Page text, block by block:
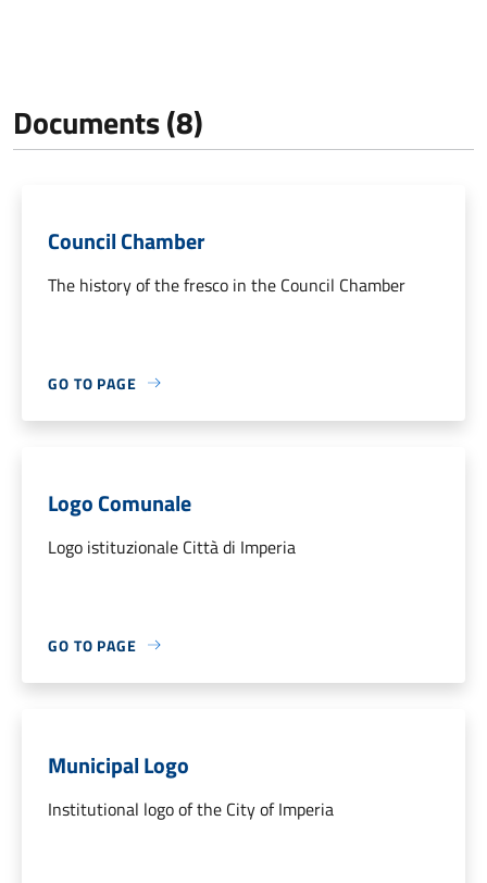
Documents (8)
Council Chamber
The history of the fresco in the Council Chamber
GO TO PAGE
Logo Comunale
Logo istituzionale Città di Imperia
GO TO PAGE
Municipal Logo
Institutional logo of the City of Imperia